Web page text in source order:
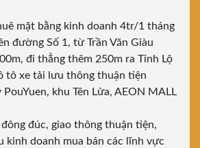
mặt bằng kinh doanh 4tr/1 tháng
đường Số 1, từ Trần Văn Giàu
đi thẳng thêm 250m ra Tỉnh Lộ
tô xe tải lưu thông thuận tiện
khu Tên Lửa, AEON MALL
đúc, giao thông thuận tiện,
kinh doanh mua bán các lĩnh vực